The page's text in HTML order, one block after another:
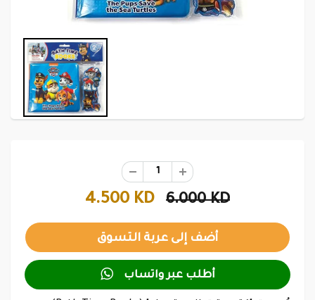
4.500 KD 6.000 KD
 أطلب عبر واتساب